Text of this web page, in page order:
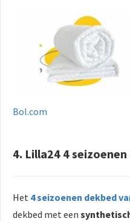
Bol.com
4. Lilla24 4
Het 4 seizoenen dekbed
dekbed met een